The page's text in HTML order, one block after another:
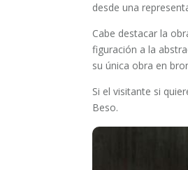
desde una
Cabe destacar la
figuración a la
su única obra en
Si el visitante si
Beso.